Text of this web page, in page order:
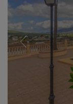
Previous